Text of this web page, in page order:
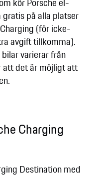
på alla platser
(för icke-
avgift tillkomma).
varierar från
det är möjligt att
Charging
Destination med